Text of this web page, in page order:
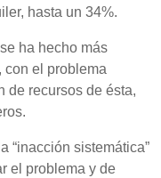
hasta un 34%.
ha hecho más
con el problema
de recursos de ésta,
“inacción sistemática”
el problema y de